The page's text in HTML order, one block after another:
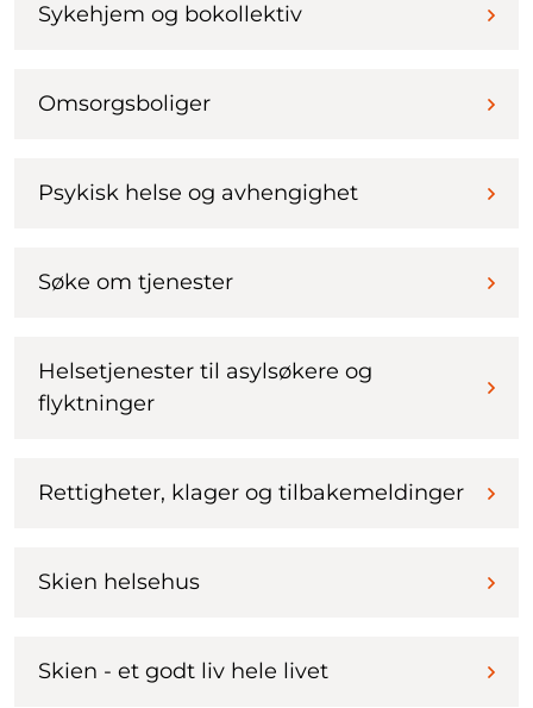
Sykehjem og bokollektiv
Omsorgsboliger
Psykisk helse og avhengighet
Søke om tjenester
Helsetjenester til asylsøkere og
flyktninger
Rettigheter, klager og tilbakemeldinger
Skien helsehus
Skien - et godt liv hele livet